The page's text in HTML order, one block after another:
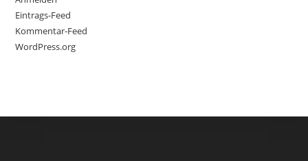
Eintrags-Feed
Kommentar-Feed
WordPress.org